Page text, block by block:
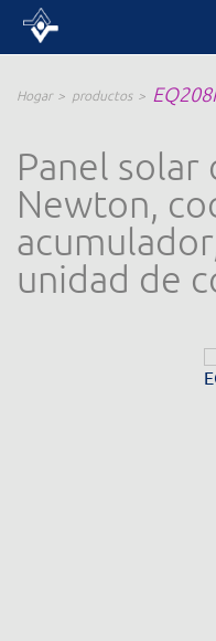
Hogar productos
Panel solar
Newton,
unidad de